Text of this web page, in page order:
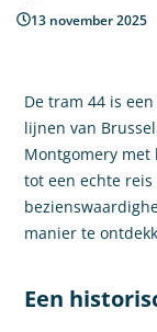
13 november 2025
De tram 44 is
lijnen van
Montgomery
tot een echte
manier te
Een